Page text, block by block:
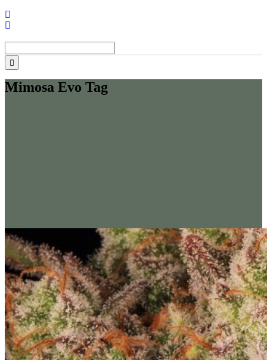
Mimosa Evo Tag